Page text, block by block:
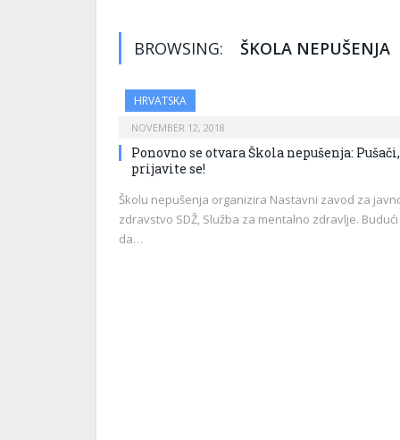
BROWSING: ŠKOLA NEPUŠENJA
HRVATSKA
NOVEMBER 12, 2018
Ponovno se otvara Škola nepušenja: Pušači,
prijavite se!
Školu nepušenja organizira Nastavni zavod za
zdravstvo SDŽ, Služba za mentalno zdravlje. Budući
da…